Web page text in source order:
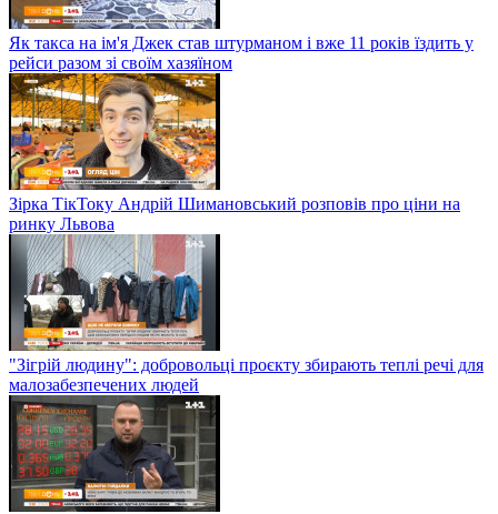
Як такса на ім'я Джек став штурманом і вже 11 років їздить у
рейси разом зі своїм хазяїном
Зірка ТікТоку Андрій Шимановський розповів про ціни на
ринку Львова
"Зігрій людину": добровольці проєкту збирають теплі речі для
малозабезпечених людей